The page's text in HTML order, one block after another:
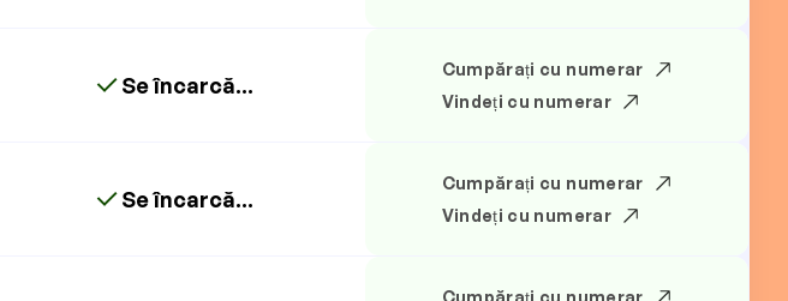
Se încarcă...
Cumpărați cu numerar
Vindeți cu numerar
Se încarcă...
Cumpărați cu numerar
Vindeți cu numerar